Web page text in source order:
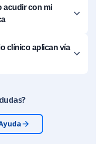
acudir con mi
clínico aplican vía